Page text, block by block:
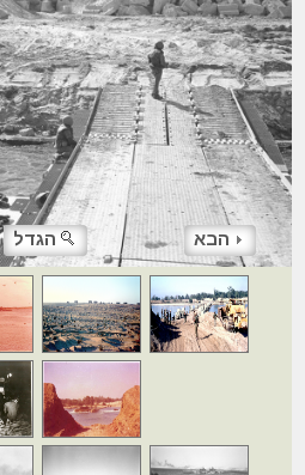
הגדל הבא